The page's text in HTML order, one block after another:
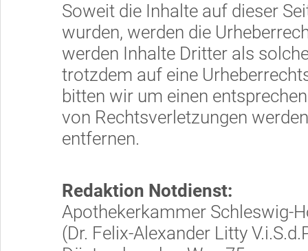
Soweit die Inhalte auf dieser
wurden, werden die
werden Inhalte Dritter als
trotzdem auf eine
bitten wir um einen
von Rechtsverletzungen
entfernen.
Redaktion Notdienst:
Apothekerkammer Schleswig-
(Dr. Felix-Alexander Litty